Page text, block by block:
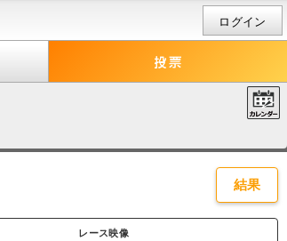
ログイン
結果
レース映像